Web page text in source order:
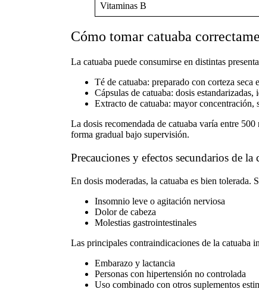
Vitaminas B
Cómo tomar catuaba
La catuaba puede consumirse en distintas
Té de catuaba: preparado con corteza seca
Cápsulas de catuaba: dosis estandarizadas,
Extracto de catuaba: mayor concentración,
La dosis recomendada de catuaba varía entre 500
forma gradual bajo supervisión.
Precauciones y efectos secundarios de la
En dosis moderadas, la catuaba es bien tolerada.
Insomnio leve o agitación nerviosa
Dolor de cabeza
Molestias gastrointestinales
Las principales contraindicaciones de la catuaba
Embarazo y lactancia
Personas con hipertensión no controlada
Uso combinado con otros suplementos